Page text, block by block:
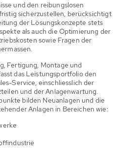
und den reibungslosen
sicherzustellen, berücksichtigt
der Lösungskonzepte stets
als auch die Optimierung der
sowie Fragen der
Fertigung, Montage und
das Leistungsportfolio den
Service, einschliesslich der
und der Anlagenwartung.
bilden Neuanlagen und die
Anlagen in Bereichen wie: